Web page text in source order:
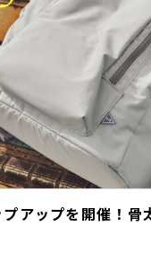
アップを開催！骨